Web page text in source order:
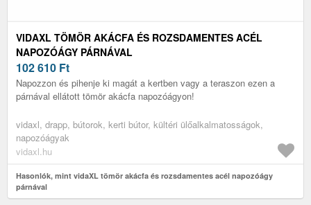
VIDAXL TÖMÖR AKÁCFA ÉS ROZSDAMENTES ACÉL
NAPOZÓÁGY PÁRNÁVAL
102 610 Ft
Napozzon és pihenje ki magát a kertben vagy a teraszon ezen a
párnával ellátott tömör akácfa napozóágyon!
vidaxl, drapp, bútorok, kerti bútor, kültéri ülőalkalmatosságok,
napozóágyak
vidaxl.hu
Hasonlók, mint vidaXL tömör akácfa és rozsdamentes acél napozóágy
párnával